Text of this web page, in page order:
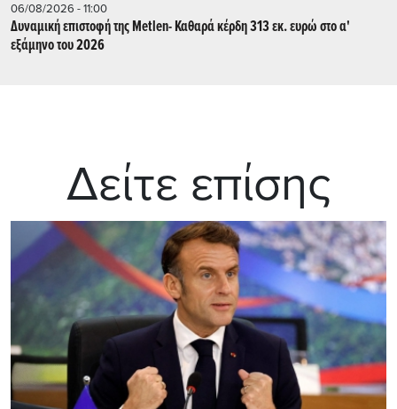
06/08/2026 - 11:00
Δυναμική επιστοφή της Metlen- Καθαρά κέρδη 313 εκ. ευρώ στο α'
εξάμηνο του 2026
Δείτε επίσης